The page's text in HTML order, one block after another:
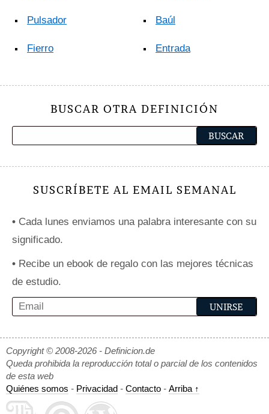
Pulsador
Fierro
Baúl
Entrada
BUSCAR OTRA DEFINICIÓN
SUSCRÍBETE AL EMAIL SEMANAL
• Cada lunes enviamos una palabra interesante con su
significado.
• Recibe un ebook de regalo con las mejores técnicas
de estudio.
Copyright © 2008-2026 - Definicion.de
Queda prohibida la reproducción total o parcial de los contenidos
de esta web
Quiénes somos - Privacidad - Contacto - Arriba ↑